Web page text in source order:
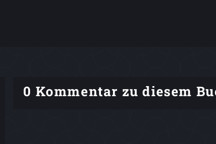
0 Kommentar zu diesem